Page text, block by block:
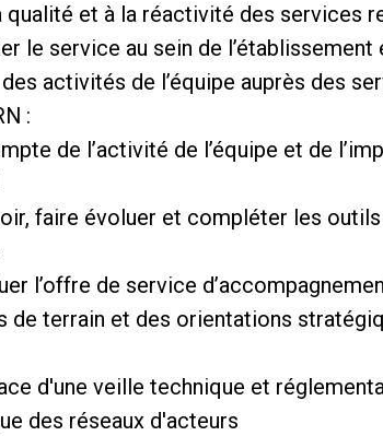
qualité et à la réactivité des services
le service au sein de l’établissement
des activités de l’équipe auprès des
:
de l’activité de l’équipe et de
faire évoluer et compléter les
l’offre de service
de terrain et des orientations
d'une veille technique et
des réseaux d'acteurs